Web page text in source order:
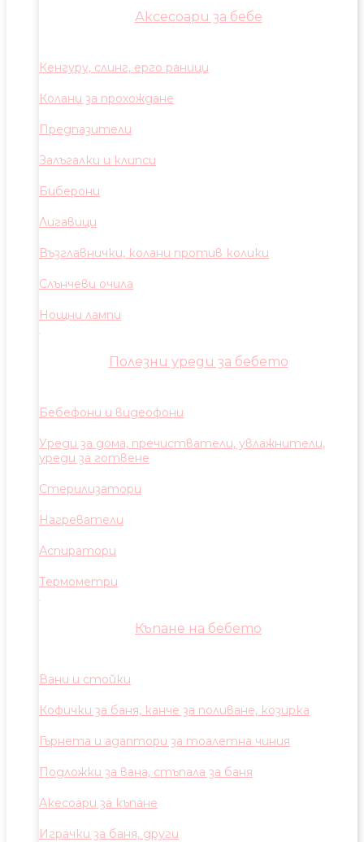
Аксесоари за бебе
Кенгуру, слинг, ерго раници
Колани за прохождане
Предпазители
Залъгалки и клипси
Биберони
Лигавици
Възглавнички, колани против колики
Слънчеви очила
Нощни лампи
Полезни уреди за бебето
Бебефони и видеофони
Уреди за дома, пречистватели, увлажнители,
уреди за готвене
Стерилизатори
Нагреватели
Аспиратори
Термометри
Къпане на бебето
Вани и стойки
Кофички за баня, канче за поливане, козирка
Гърнета и адаптори за тоалетна чиния
Подложки за вана, стъпала за баня
Акесоари за къпане
Играчки за баня, други